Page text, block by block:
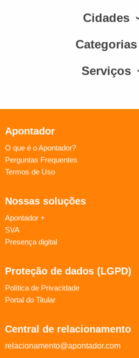
Cidades
Categorias
Serviços
Apontador
O que é o Apontador?
Perguntas Frequentes
Termos de Uso
Nossas soluções
Apontador +
SVA
Presença digital
Proteção de dados (LGPD)
Política de Privacidade
Portal do Titular
Central de relacionamento
relacionamento@apontador.com